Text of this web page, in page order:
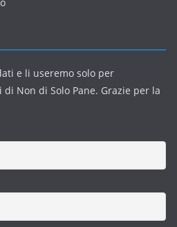
e li useremo solo per
Non di Solo Pane. Grazie per la